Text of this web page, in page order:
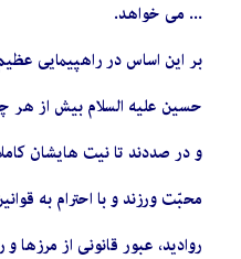
... مى ‏خواهد.
بر این اساس در راهپیمایی
حسین علیه السلام بیش از هر
و در صددند تا نیت هایشان
محبّت‏ ورزند و با احترام به
روادید، عبور قانونی از